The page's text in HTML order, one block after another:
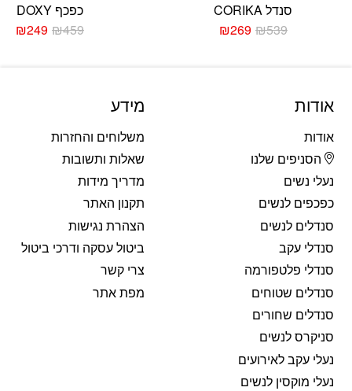
סנדל CORIKA
₪539
המחיר
₪269המחיר
כפכף DOXY
₪459
₪249
אודות
אודות
הסניפים שלנו
נעלי נשים
כפכפים לנשים
סנדלים לנשים
סנדלי עקב
סנדלי פלטפורמה
סנדלים שטוחים
סנדלים שחורים
סניקרס לנשים
נעלי עקב לאירועים
נעלי מוקסין לנשים
מידע
משלוחים והחזרות
שאלות ותשובות
מדריך מידות
תקנון האתר
הצהרת נגישות
ביטול עסקה ודרכי ביטול
צרי קשר
מפת אתר